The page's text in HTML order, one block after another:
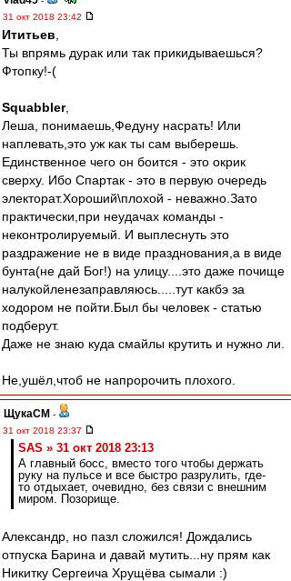
31 окт 2018 23:42
Ититьев
Ты впрямь дурак или так прикидываешься?
Фтопку!-(
Squabbler,
Леша, понимаешь,Федуну насрать! Или
наплевать,это уж как ты сам выберешь.
Единственное чего он боится - это окрик
сверху. Ибо Спартак - это в первую очередь
электорат.Хороший\плохой - неважно.Зато
практически,при неудачах команды -
неконтролируемый. И выплеснуть это
раздражение не в виде празднования,а в виде
бунта(не дай Бог!) на улицу....это даже почище
налукойленезаправляюсь.....тут какбэ за
ходором не пойти.Был бы человек - статью
подберут.
Даже не знаю куда смайлы крутить и нужно ли.
Не,ушёл,чтоб не напророчить плохого.
ЩукаСМ -
31 окт 2018 23:37
SAS » 31 окт 2018 23:13
А главный босс, вместо того чтобы держать
руку на пульсе и все быстро разрулить, где-
то отдыхает, очевидно, без связи с внешним
миром. Позорище.
Александр, но пазл сложился! Дождались
отпуска Барина и давай мутить...ну прям как
Никитку Сергеича Хрущёва сымали :)